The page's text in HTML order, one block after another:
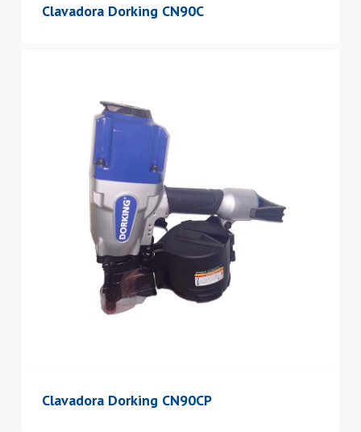
Clavadora Dorking CN90C
Clavadora Dorking CN90CP